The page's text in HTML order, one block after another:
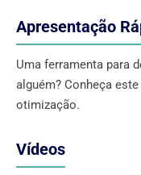
Apresentação
Uma ferramenta para
alguém? Conheça
otimização.
Vídeos